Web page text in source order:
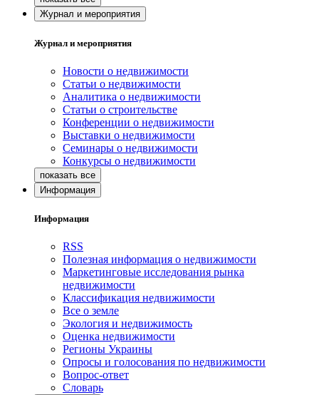
Журнал и мероприятия
Журнал и мероприятия
Новости о недвижимости
Статьи о недвижимости
Аналитика о недвижимости
Статьи о строительстве
Конференции о недвижимости
Выставки о недвижимости
Семинары о недвижимости
Конкурсы о недвижимости
Информация
Информация
RSS
Полезная информация о недвижимости
Маркетинговые исследования рынка
недвижимости
Классификация недвижимости
Все о земле
Экология и недвижимость
Оценка недвижимости
Регионы Украины
Опросы и голосования по недвижимости
Вопрос-ответ
Словарь